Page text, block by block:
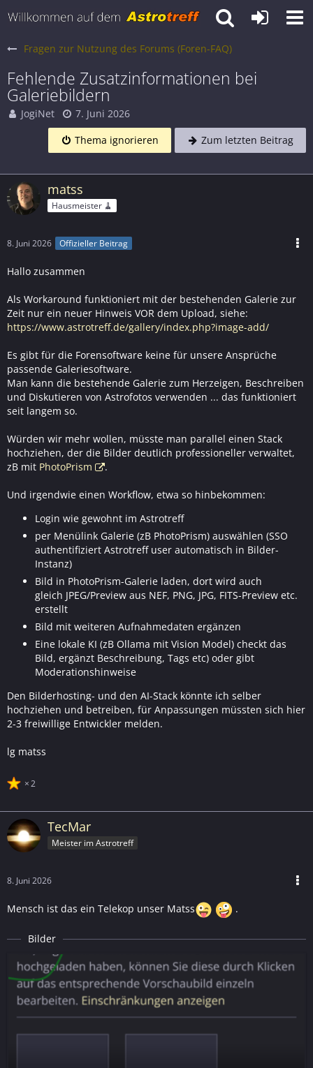
Fragen zur Nutzung des Forums (Foren-FAQ)
Fehlende Zusatzinformationen bei
Galeriebildern
JogiNet
7. Juni 2026
Thema ignorieren
Zum letzten Beitrag
matss
Hausmeister 🧹
8. Juni 2026 Offizieller Beitrag
Hallo zusammen
Als Workaround funktioniert mit der bestehenden Galerie zur
Zeit nur ein neuer Hinweis VOR dem Upload, siehe:
https://www.astrotreff.de/gallery/index.php?image-add/
Es gibt für die Forensoftware keine für unsere Ansprüche
passende Galeriesoftware.
Man kann die bestehende Galerie zum Herzeigen, Beschreiben
und Diskutieren von Astrofotos verwenden ... das funktioniert
seit langem so.
Würden wir mehr wollen, müsste man parallel einen Stack
hochziehen, der die Bilder deutlich professioneller verwaltet,
zB mit PhotoPrism .
Und irgendwie einen Workflow, etwa so hinbekommen:
Login wie gewohnt im Astrotreff
per Menülink Galerie (zB PhotoPrism) auswählen (SSO
authentifiziert Astrotreff user automatisch in Bilder-
Instanz)
Bild in PhotoPrism-Galerie laden, dort wird auch
gleich JPEG/Preview aus NEF, PNG, JPG, FITS-Preview etc.
erstellt
Bild mit weiteren Aufnahmedaten ergänzen
Eine lokale KI (zB Ollama mit Vision Model) checkt das
Bild, ergänzt Beschreibung, Tags etc) oder gibt
Moderationshinweise
Den Bilderhosting- und den AI-Stack könnte ich selber
hochziehen und betreiben, für Anpassungen müssten sich hier
2-3 freiwillige Entwickler melden.
lg matss
2
TecMar
Meister im Astrotreff
8. Juni 2026
Mensch ist das ein Telekop unser Matss .
Bilder